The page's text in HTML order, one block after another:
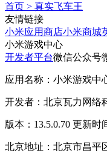
首页 > 真实飞车王
友情链接
小米应用商店小米商城
小米游戏中心
开发者平台微信公众号
应用名称：小米游戏中
开发者：北京瓦力网络
版本：13.5.0.70 更新时
北京地址：北京市昌平